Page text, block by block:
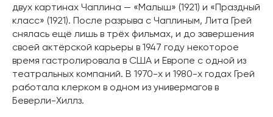
двух картинах Чаплина — «Малыш» (1921) и «Праздный
класс» (1921). После разрыва с Чаплиным, Лита Грей
снялась ещё лишь в трёх фильмах, и до завершения
своей актёрской карьеры в 1947 году некоторое
время гастролировала в США и Европе с одной из
театральных компаний. В 1970-х и 1980-х годах Грей
работала клерком в одном из универмагов в
Беверли-Хиллз.